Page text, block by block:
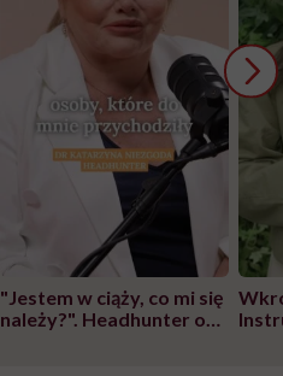
"Jestem w ciąży, co mi się
należy?". Headhunter o